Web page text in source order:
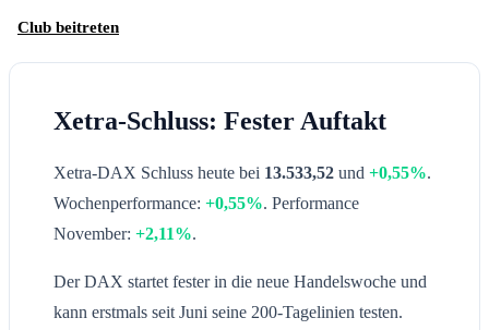
Club beitreten
Xetra-Schluss: Fester Auftakt
Xetra-DAX Schluss heute bei 13.533,52 und +0,55%.
Wochenperformance: +0,55%. Performance
November: +2,11%.
Der DAX startet fester in die neue Handelswoche und
kann erstmals seit Juni seine 200-Tagelinien testen.